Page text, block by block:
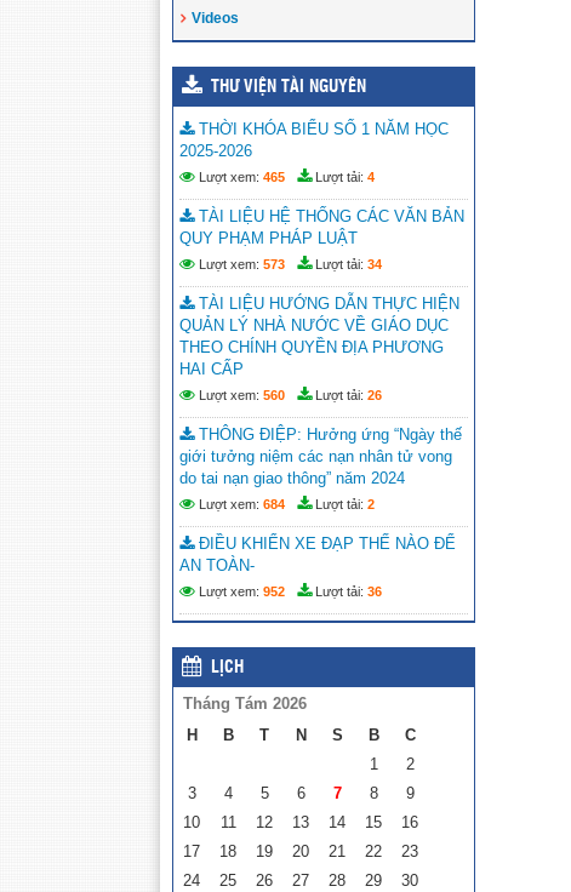
Videos
THƯ VIỆN TÀI NGUYÊN
THỜI KHÓA BIỂU SỐ 1 NĂM HỌC
2025-2026
Lượt xem: 465 Lượt tải: 4
TÀI LIỆU HỆ THỐNG CÁC VĂN BẢN
QUY PHẠM PHÁP LUẬT
Lượt xem: 573 Lượt tải: 34
TÀI LIỆU HƯỚNG DẪN THỰC HIỆN
QUẢN LÝ NHÀ NƯỚC VỀ GIÁO DỤC
THEO CHÍNH QUYỀN ĐỊA PHƯƠNG
HAI CẤP
Lượt xem: 560 Lượt tải: 26
THÔNG ĐIỆP: Hưởng ứng “Ngày thế
giới tưởng niệm các nạn nhân tử vong
do tai nạn giao thông” năm 2024
Lượt xem: 684 Lượt tải: 2
ĐIỀU KHIỂN XE ĐẠP THẾ NÀO ĐỂ
AN TOÀN-
Lượt xem: 952 Lượt tải: 36
LỊCH
Tháng Tám 2026
H
B T N S B
C
1
2
3
4 5 6 7 8
9
10
11 12 13 14 15
16
17
18 19 20 21 22
23
24
25 26 27 28 29
30